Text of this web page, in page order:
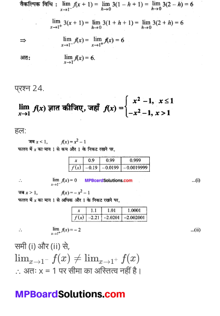
प्रश्न 24.
हल:
समी (i) और (ii) से,
limx→1− f(x) ≠ limx→1+ f(x)
∴ अतः x = 1 पर सीमा का अस्तित्व नहीं है।